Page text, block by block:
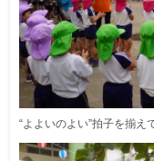
“よよいのよい”拍子を揃